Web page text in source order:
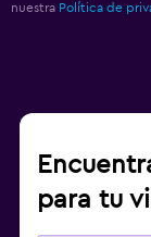
nuestra Política de
para tu